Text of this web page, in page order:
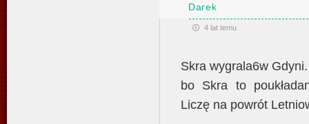
Darek
4 lat temu
Skra wygrala6w
bo Skra to
Liczę na powrót